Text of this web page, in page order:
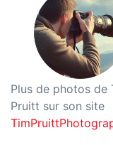
Plus de photos de
Pruitt sur son site